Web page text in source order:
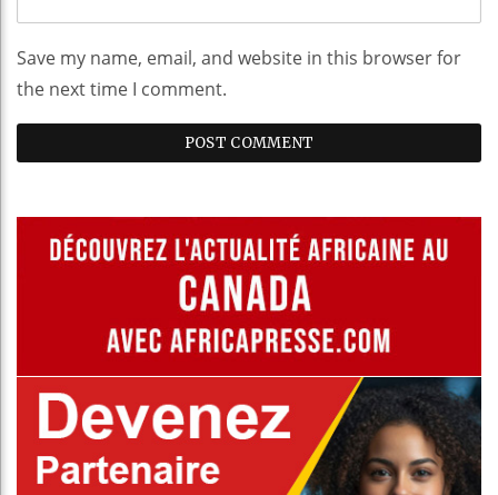
Save my name, email, and website in this browser for
the next time I comment.